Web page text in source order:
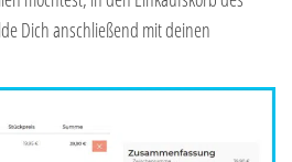
Dich anschließend mit deinen